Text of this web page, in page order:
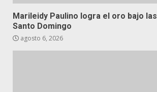
Marileidy Paulino logra el oro bajo
Santo Domingo
agosto 6, 2026